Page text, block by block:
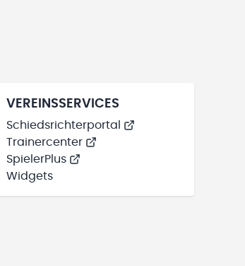
VEREINSSERVICES
Schiedsrichterportal
Trainercenter
SpielerPlus
Widgets